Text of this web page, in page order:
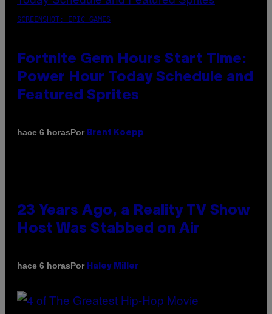
SCREENSHOT: EPIC GAMES
Fortnite Gem Hours Start Time:
Power Hour Today Schedule and
Featured Sprites
hace 6 horasPor Brent Koepp
23 Years Ago, a Reality TV Show
Host Was Stabbed on Air
hace 6 horasPor Haley Miller